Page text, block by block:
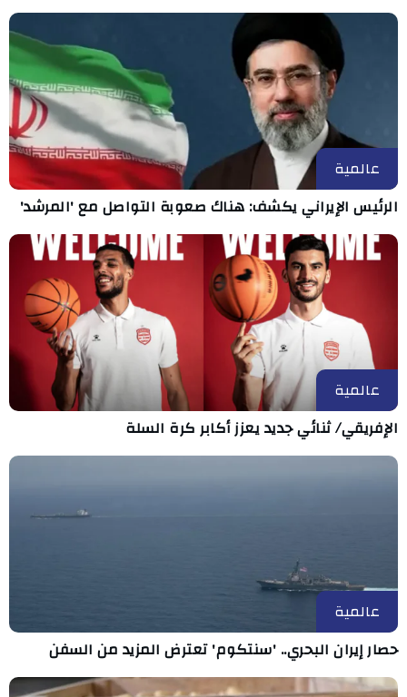
عالمية
الرئيس الإيراني يكشف: هناك صعوبة التواصل مع 'المرشد'
عالمية
الإفريقي/ ثنائي جديد يعزز أكابر كرة السلة
عالمية
حصار إيران البحري.. 'سنتكوم' تعترض المزيد من السفن